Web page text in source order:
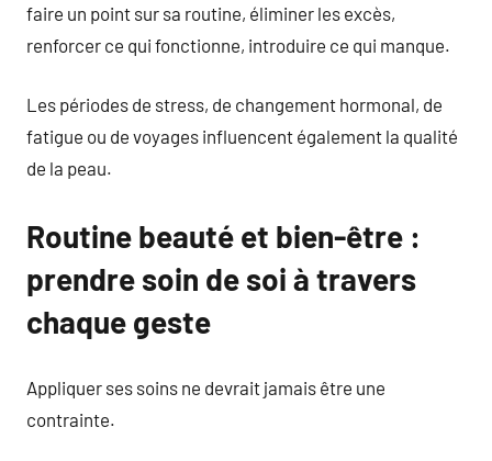
faire un point sur sa routine, éliminer les excès,
renforcer ce qui fonctionne, introduire ce qui manque.
Les périodes de stress, de changement hormonal, de
fatigue ou de voyages influencent également la qualité
de la peau.
Routine beauté et bien-être :
prendre soin de soi à travers
chaque geste
Appliquer ses soins ne devrait jamais être une
contrainte.